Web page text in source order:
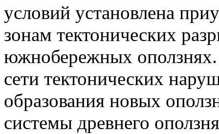
условий установлена
зонам тектонических
южнобережных
сети тектонических
образования новых
системы древнего